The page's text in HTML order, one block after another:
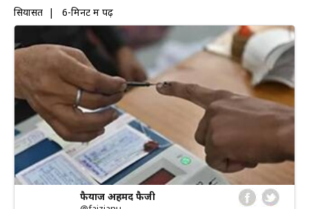
सियासत | 6-मिनट में पढ़ें
फैयाज अहमद फैजी